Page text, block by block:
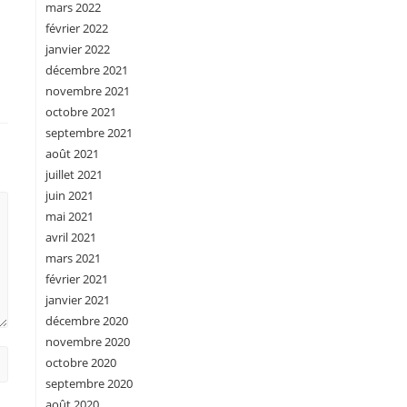
mars 2022
février 2022
janvier 2022
décembre 2021
novembre 2021
octobre 2021
septembre 2021
août 2021
juillet 2021
juin 2021
mai 2021
avril 2021
mars 2021
février 2021
janvier 2021
décembre 2020
novembre 2020
octobre 2020
septembre 2020